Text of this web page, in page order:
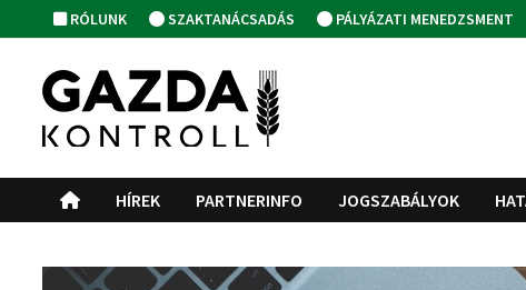
to
content
RÓLUNK SZAKTANÁCSADÁS PÁLYÁZATI MENEDZSMENT
HÍREK PARTNERINFO JOGSZABÁLYOK